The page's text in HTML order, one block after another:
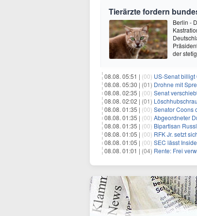
Tierärzte fordern
Berlin -
der
08.08. 05:51 | (00) US-Senat
08.08. 05:30 | (01) Drohne mit
08.08. 02:35 | (00) Senat verschiebt
08.08. 02:02 | (01)
08.08. 01:35 | (00) Senator Coons
08.08. 01:35 | (00) Abgeordneter
08.08. 01:35 | (00) Bipartisan
08.08. 01:05 | (00) RFK Jr. setzt
08.08. 01:05 | (00) SEC lässt
08.08. 01:01 | (04) Rente: Frei